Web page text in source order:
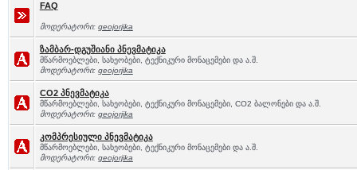
FAQ
მოდერატორი: geojorjika
ზამბარ-დგუშიანი პნევმატიკა
მწარმოებლები, სახეობები, ტექნიკური მონაცემები და ა.შ.
მოდერატორი: geojorjika
CO2 პნევმატიკა
მწარმოებლები, სახეობები, ტექნიკური მონაცემები, CO2 ბალონები და ა.შ.
მოდერატორი: geojorjika
კომპრესიული პნევმატიკა
მწარმოებლები, სახეობები, ტექნიკური მონაცემები და ა.შ.
მოდერატორი: geojorjika